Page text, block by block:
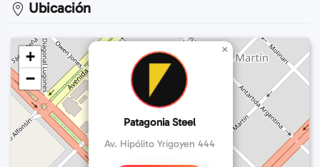
Ubicación
Patagonia Steel
Av. Hipólito Yrigoyen 444
×
+
−